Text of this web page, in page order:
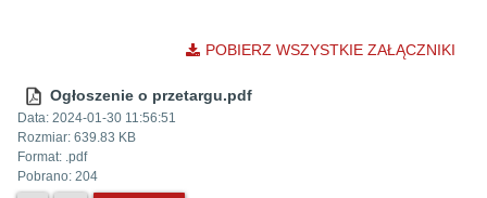
POBIERZ WSZYSTKIE ZAŁĄCZNIKI
Ogłoszenie o przetargu.pdf
Data: 2024-01-30 11:56:51
Rozmiar: 639.83 KB
Format: .pdf
Pobrano: 204